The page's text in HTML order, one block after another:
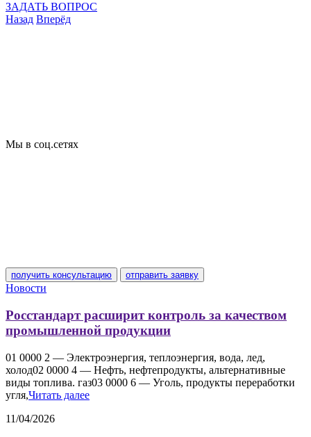
ЗАДАТЬ ВОПРОС
Назад Вперёд
Мы в соц.сетях
получить консультацию отправить заявку
Новости
Росстандарт расширит контроль за качеством
промышленной продукции
01 0000 2 — Электроэнергия, теплоэнергия, вода, лед,
холод02 0000 4 — Нефть, нефтепродукты, альтернативные
виды топлива. газ03 0000 6 — Уголь, продукты переработки
угля,Читать далее
11/04/2026